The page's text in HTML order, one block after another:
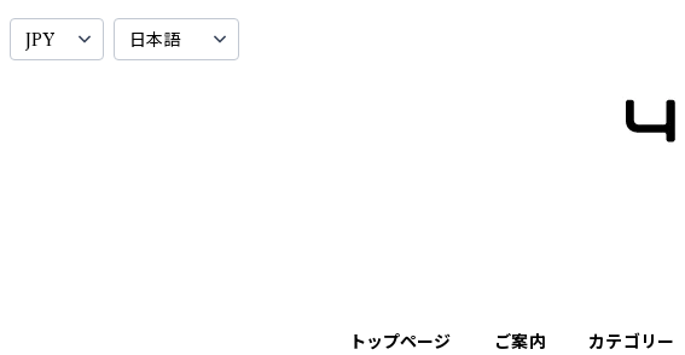
トップページ ご案内 カテゴリー